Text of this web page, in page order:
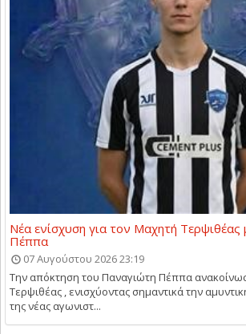
Νέα ενίσχυση για τον Μαχητή Τερψιθέας
Πέππα
07 Αυγούστου 2026 23:19
Την απόκτηση του Παναγιώτη Πέππα
Τερψιθέας , ενισχύοντας σημαντικά την
της νέας αγωνιστ...